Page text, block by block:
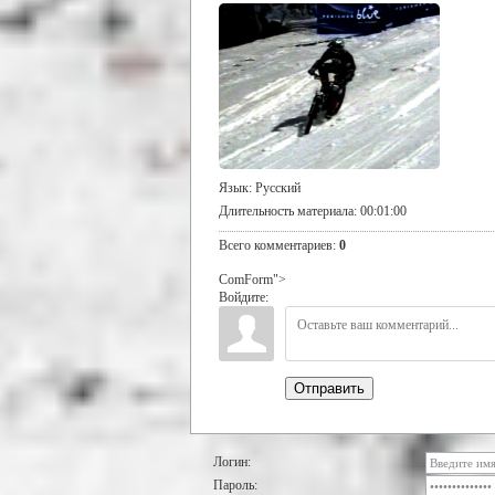
Язык: Русский
Длительность материала: 00:01:00
Всего комментариев: 0
ComForm">
Войдите:
Отправить
Логин:
Пароль: